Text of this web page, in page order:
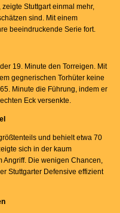
Stuttgart einmal mehr,
sind. Mit einem
beeindruckende Serie fort.
19. Minute den Torreigen. Mit
gegnerischen Torhüter keine
Minute die Führung, indem er
Eck versenkte.
und behielt etwa 70
sich in der kaum
Angriff. Die wenigen Chancen,
Stuttgarter Defensive effizient